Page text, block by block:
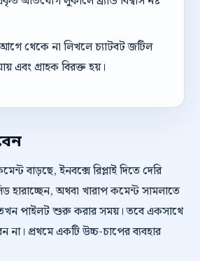
থেকে না লিখলে চ্যাটবট জটিল
এবং গ্রাহক বিরক্ত হয়।
বাড়ছে, ইনবক্সে রিপ্লাই দিতে দেরি
হারাচ্ছেন, অথবা খারাপ কমেন্ট সামলাতে
তখন পাইলট শুরু করার সময়। তবে একসাথে
প্রথমে একটি উচ্চ-চাপের ব্যবহার